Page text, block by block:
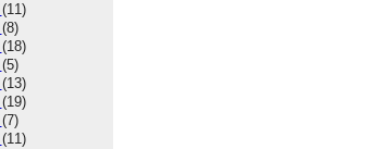
(11)
(8)
(18)
(5)
(13)
(19)
(7)
(11)